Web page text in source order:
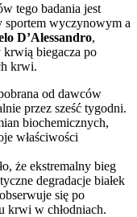
tego badania jest
wyczynowym a
D’Alessandro,
krwią biegacza po
krwi.
od dawców
przez sześć tygodni.
biochemicznych,
właściwości
że ekstremalny bieg
degradacje białek
się po
krwi w chłodniach.